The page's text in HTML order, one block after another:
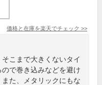
価格と在庫を楽天でチェック >>
こまで大きくないタイ
で巻き込みなどを避け
た、メタリックにもな